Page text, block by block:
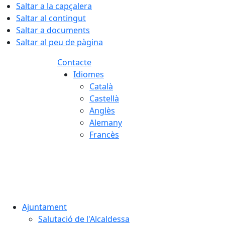
Saltar a la capçalera
Saltar al contingut
Saltar a documents
Saltar al peu de pàgina
Contacte
Idiomes
Català
Castellà
Anglès
Alemany
Francès
Ajuntament
Salutació de l'Alcaldessa